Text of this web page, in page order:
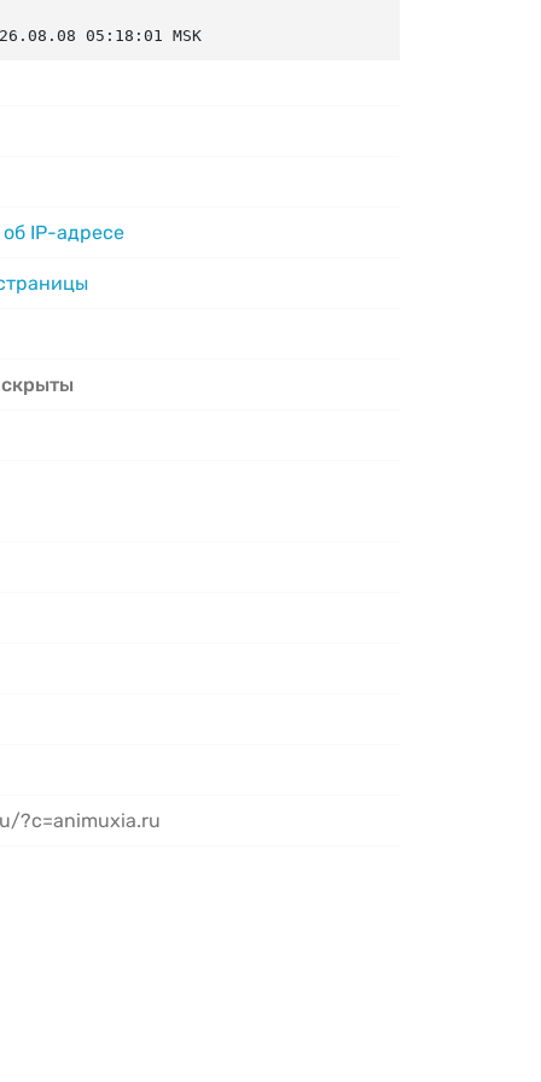
05:18:01 MSK
IP-адресе
?c=animuxia.ru